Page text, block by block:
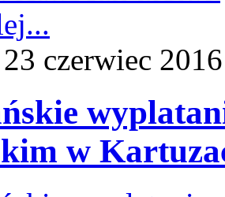
czerwiec
w